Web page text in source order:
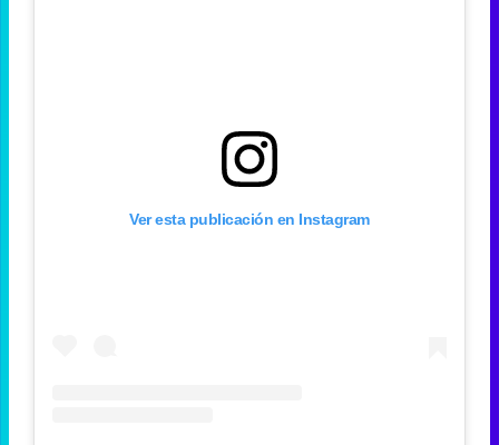
Ver esta publicación en Instagram